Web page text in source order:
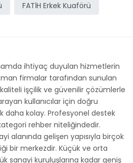
FATİH Erkek Kuaförü
ihtiyaç duyulan hizmetlerin
firmalar tarafından sunulan
işçilik ve güvenilir çözümlerle
kullanıcılar için doğru
daha kolay. Profesyonel destek
rehber niteliğindedir.
alanında gelişen yapısıyla birçok
bir merkezdir. Küçük ve orta
sanayi kuruluşlarına kadar geniş